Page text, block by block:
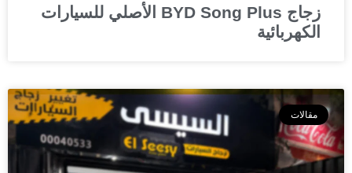
زجاج BYD Song Plus الأصلي للسيارات
الكهربائية
مقالات